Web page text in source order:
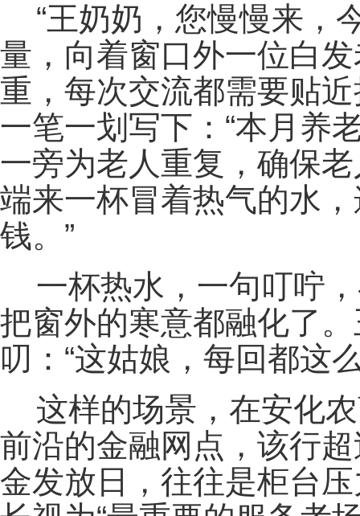
“王奶奶，您慢慢来，
量，向着窗口外一位白
重，每次交流都需要贴
一笔一划写下：“本月养
一旁为老人重复，确保
端来一杯冒着热气的水
钱。”
一杯热水，一句叮咛
把窗外的寒意都融化了
叨：“这姑娘，每回都这
这样的场景，在安化
前沿的金融网点，该行
金发放日，往往是柜台